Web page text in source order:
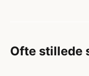
Ofte stillede